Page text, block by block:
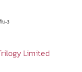
Limited